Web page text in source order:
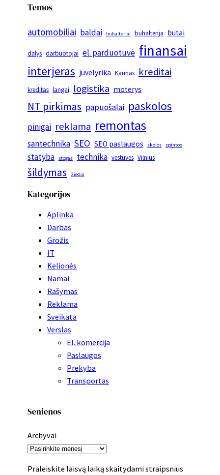
Temos
automobiliai baldai buhalteriai buhalterija butai
dalys darbuotojai el. parduotuvė finansai
interjeras juvelyrika Kaunas kreditai
kreditas langai logistika moterys
NT pirkimas papuošalai paskolos
pinigai reklama remontas
santechnika SEO SEO paslaugos skolos spintos
statyba stogas technika vestuvės Vilnius
šildymas žiedai
Kategorijos
Aplinka
Darbas
Grožis
IT
Kelionės
Namai
Rašymas
Reklama
Sveikata
Verslas
El. komercija
Paslaugos
Prekyba
Transportas
Senienos
Archyvai
Praleiskite laisvą laiką skaitydami straipsnius